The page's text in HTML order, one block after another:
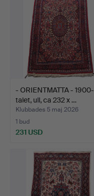
- ORIENTMATTA - 1900-
talet, ull, ca 232 x …
Klubbades 5 maj 2026
1 bud
231 USD